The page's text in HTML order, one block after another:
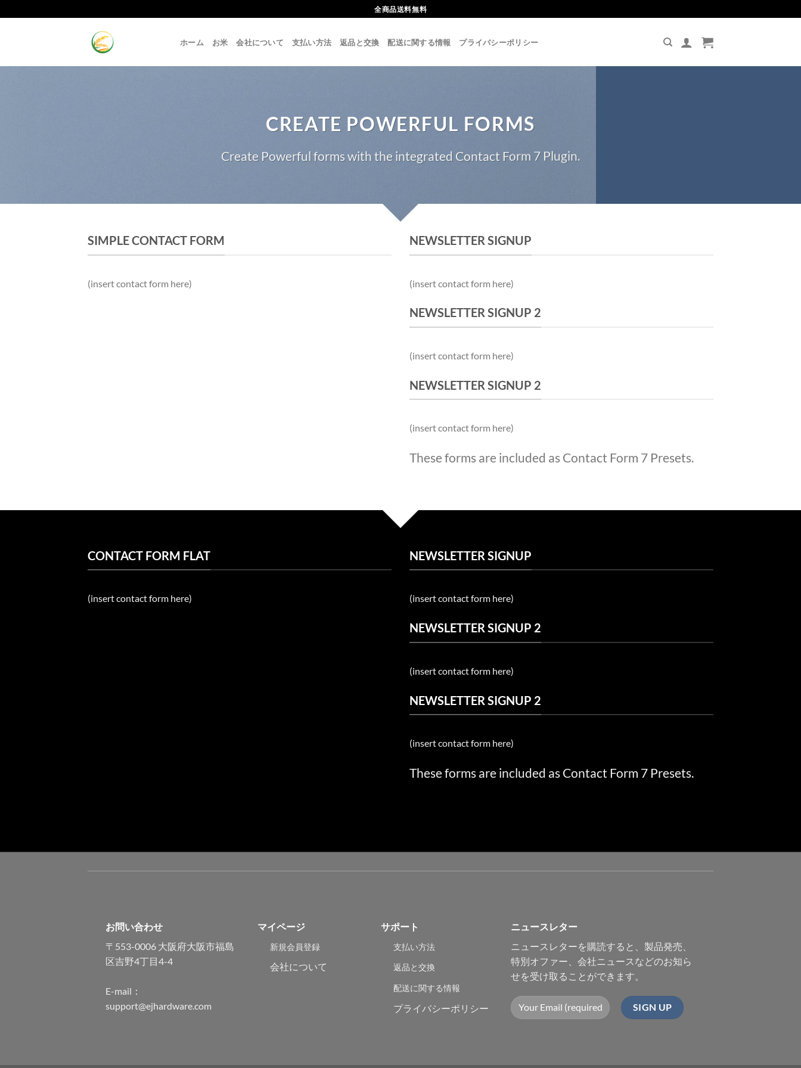
to
全商品送料無料
ホーム お米 会社について 支払い方法 返品と交換 配送に関する情報 プライバシーポリシー
CREATE POWERFUL FORMS
Create Powerful forms with the integrated Contact Form 7 Plugin.
SIMPLE CONTACT FORM
(insert contact form here)
NEWSLETTER SIGNUP
(insert contact form here)
NEWSLETTER SIGNUP 2
(insert contact form here)
NEWSLETTER SIGNUP 2
(insert contact form here)
These forms are included as Contact Form 7 Presets.
CONTACT FORM FLAT
(insert contact form here)
NEWSLETTER SIGNUP
(insert contact form here)
NEWSLETTER SIGNUP 2
(insert contact form here)
NEWSLETTER SIGNUP 2
(insert contact form here)
These forms are included as Contact Form 7 Presets.
お問い合わせ
〒553-0006 大阪府大阪市福島
区吉野4丁目4-4
E-mail：
support@ejhardware.com
マイページ
新規会員登録
会社について
サポート
支払い方法
返品と交換
配送に関する情報
プライバシーポリシー
ニュースレター
ニュースレターを購読すると、製品発売、
特別オファー、会社ニュースなどのお知ら
せを受け取ることができます。